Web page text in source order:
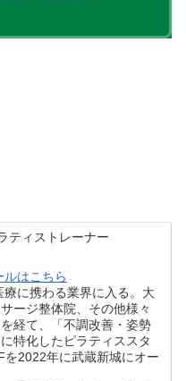
ティストレーナー
はこちら
療に携わる業界に入る。大
ージ整体院、その他様々
経て、「不調改善・姿勢
特化したピラティススタ
を2022年に武蔵新城にオー